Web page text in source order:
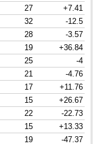
27
+7.41
32
-12.5
28
-3.57
19
+36.84
25
-4
21
-4.76
17
+11.76
15
+26.67
22
-22.73
15
+13.33
19
-47.37